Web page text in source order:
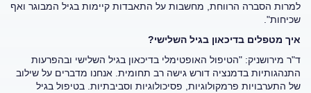
למרות הסברה הרווחת, מחשבות על התאבדות קיימות בגיל המבוגר ואף
שכיחות".
איך מטפלים בדיכאון בגיל השלישי?
ד"ר מירושניק: "הטיפול האופטימלי בדיכאון בגיל השלישי ובהפרעות
התנהגותיות בדמנציה דורש גישה רב תחומית. אנחנו מדברים על שילוב
של התערבויות פרמקולוגיות, פסיכולוגיות וסביבתיות. בטיפול בגיל